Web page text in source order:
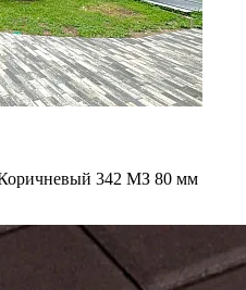
Коричневый 342 МЗ 80 мм